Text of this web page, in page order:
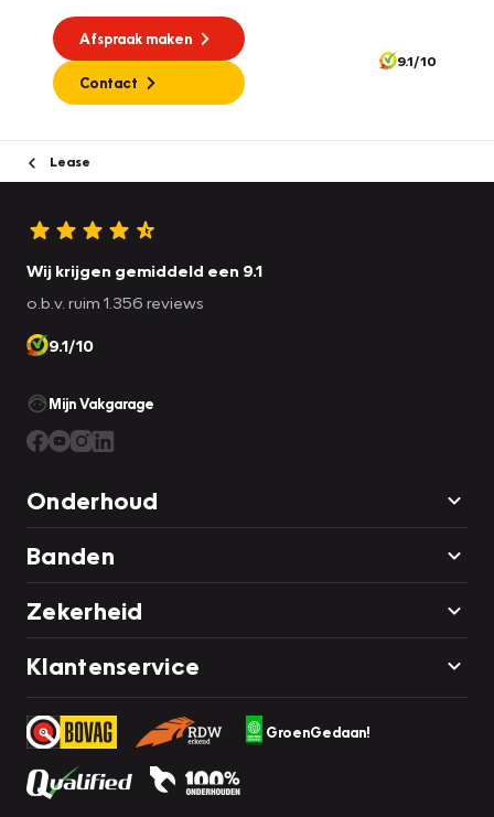
Afspraak maken
Contact
9.1/10
Lease
Wij krijgen gemiddeld een 9.1
o.b.v. ruim 1.356 reviews
9.1/10
Mijn Vakgarage
Onderhoud
Banden
Zekerheid
Klantenservice
GroenGedaan!